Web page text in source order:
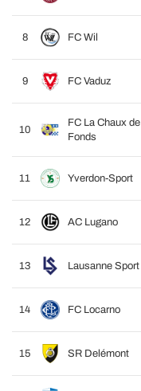
8 FC Wil
9 FC Vaduz
10
FC La Chaux de
Fonds
11 Yverdon-Sport
12 AC Lugano
13 Lausanne Sport
14 FC Locarno
15 SR Delémont